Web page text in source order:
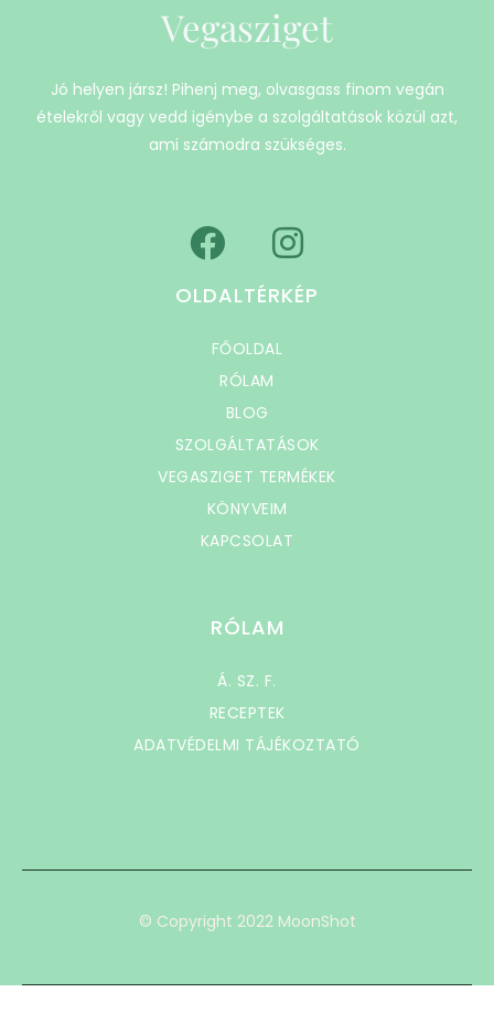
Vegasziget
Jó helyen jársz! Pihenj meg, olvasgass finom vegán
ételekről vagy vedd igénybe a szolgáltatások közül azt,
ami számodra szükséges.
OLDALTÉRKÉP
FŐOLDAL
RÓLAM
BLOG
SZOLGÁLTATÁSOK
VEGASZIGET TERMÉKEK
KÖNYVEIM
KAPCSOLAT
RÓLAM
Á. SZ. F.
RECEPTEK
ADATVÉDELMI TÁJÉKOZTATÓ
© Copyright 2022 MoonShot